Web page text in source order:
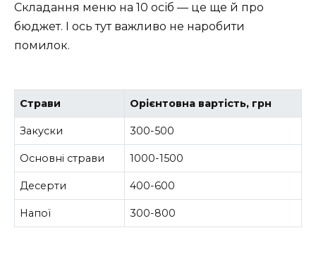
Складання меню на 10 осіб — це ще й про
бюджет. І ось тут важливо не наробити
помилок.
Страви Орієнтовна вартість, грн
Закуски 300-500
Основні страви 1000-1500
Десерти 400-600
Напої 300-800